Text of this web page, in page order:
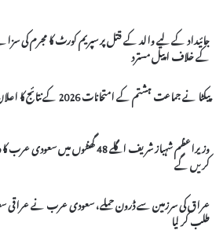
جائیداد کے لیے والد کے قتل پر سپریم کورٹ کا مجرم کی
کے خلاف اپیل مسترد
پیکٹا نے جماعت ہشتم کے امتحانات 2026 کے نتائج کا اعلان کر دیا
وزیراعظم شہباز شریف اگلے 48 گھنٹوں میں سعودی
کریں گے
عراق کی سرزمین سے ڈرون حملے، سعودی عرب نے عراقی
طلب کر لیا